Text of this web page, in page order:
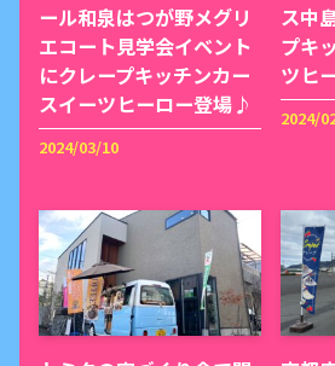
ール和泉はつが野メグリ
エコート見学会イベント
にクレープキッチンカー
スイーツヒーロー登場♪
2024/03/10
ス中
プキ
ツヒ
2024/